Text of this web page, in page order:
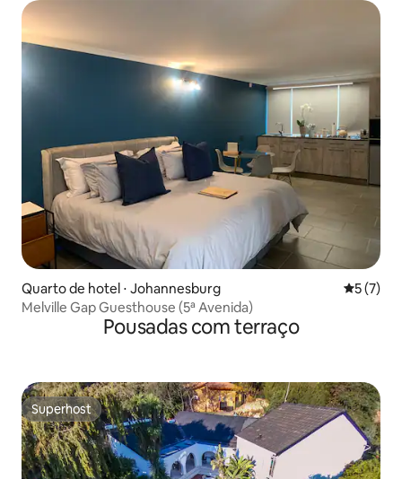
Quarto de hotel ⋅ Johannesburg 5 de
5 (7)
Melville Gap Guesthouse (5ª Avenida)
Pousadas com terraço
Superhost
Superhost